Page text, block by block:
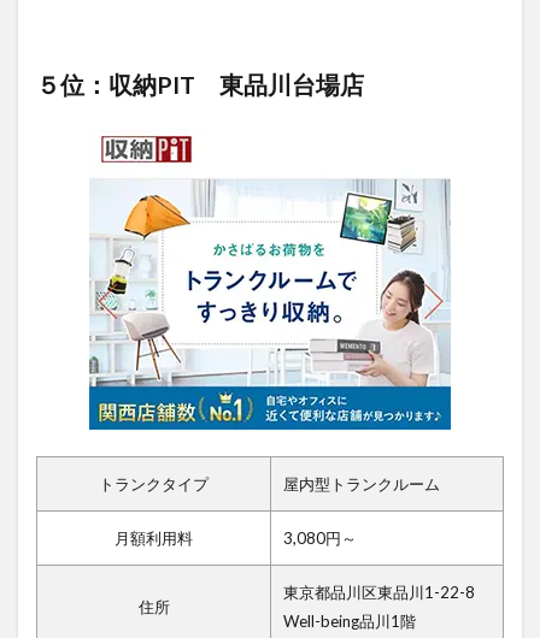
５位：収納PIT 東品川台場店
トランクタイプ 屋内型トランクルーム
月額利用料 3,080円～
住所
東京都品川区東品川1-22-8
Well-being品川1階